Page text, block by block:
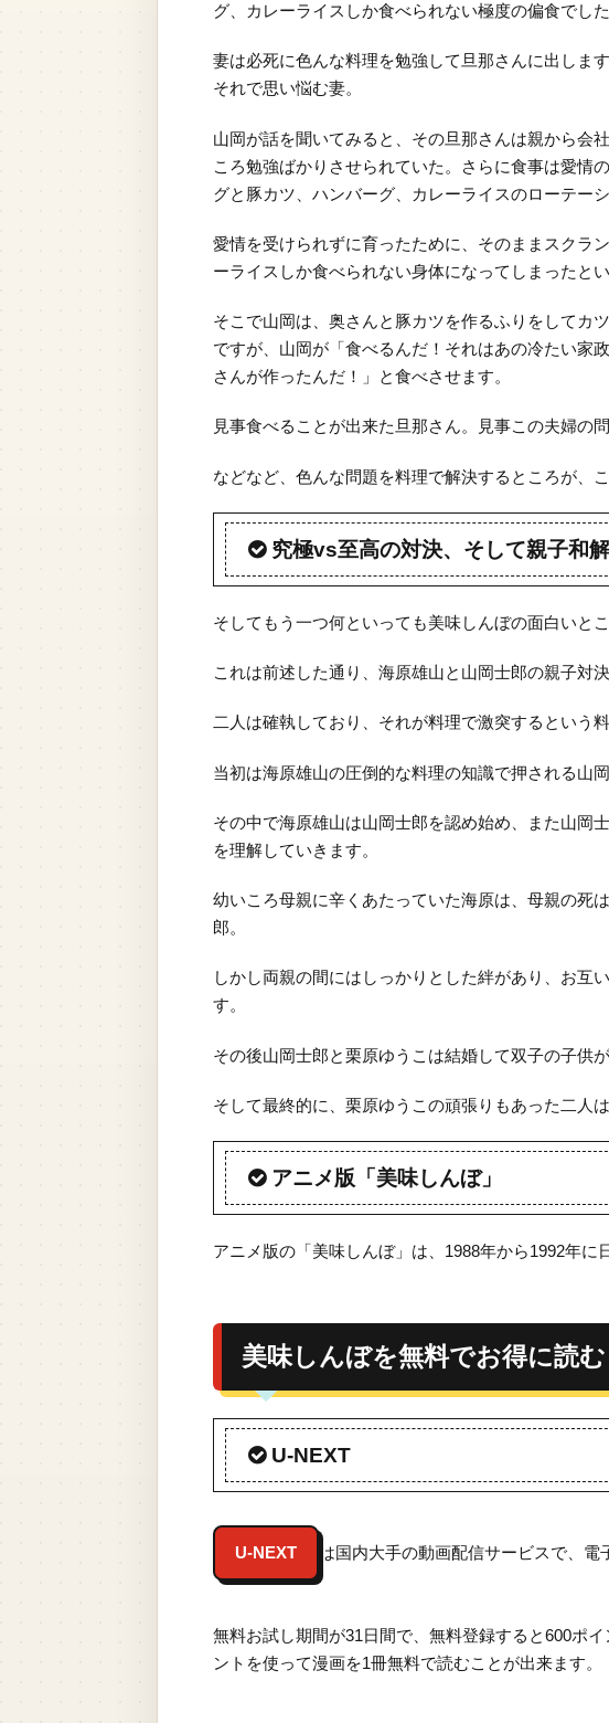
グ、カレーライスしか食べられない極度の偏食でした
妻は必死に色んな料理を勉強して旦那さんに出しま
それで思い悩む妻。
山岡が話を聞いてみると、その旦那さんは親から会
ころ勉強ばかりさせられていた。さらに食事は愛情
グと豚カツ、ハンバーグ、カレーライスのローテーシ
愛情を受けられずに育ったために、そのままスクラ
ーライスしか食べられない身体になってしまったとい
そこで山岡は、奥さんと豚カツを作るふりをしてカ
ですが、山岡が「食べるんだ！それはあの冷たい家
さんが作ったんだ！」と食べさせます。
見事食べることが出来た旦那さん。見事この夫婦の
などなど、色んな問題を料理で解決するところが、
究極vs至高の対決、そして親子和
そしてもう一つ何といっても美味しんぼの面白いと
これは前述した通り、海原雄山と山岡士郎の親子対決
二人は確執しており、それが料理で激突するという
当初は海原雄山の圧倒的な料理の知識で押される山
その中で海原雄山は山岡士郎を認め始め、また山岡
を理解していきます。
幼いころ母親に辛くあたっていた海原は、母親の死
郎。
しかし両親の間にはしっかりとした絆があり、お互
す。
その後山岡士郎と栗原ゆうこは結婚して双子の子供が
そして最終的に、栗原ゆうこの頑張りもあった二人
アニメ版「美味しんぼ」
アニメ版の「美味しんぼ」は、1988年から1992年に
美味しんぼを無料でお得に読む
U-NEXT
U-NEXT は国内大手の動画配信サービスで、電
無料お試し期間が31日間で、無料登録すると600ポ
ントを使って漫画を1冊無料で読むことが出来ます。